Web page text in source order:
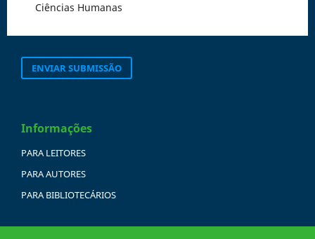
Ciências Humanas
ENVIAR SUBMISSÃO
Informações
PARA LEITORES
PARA AUTORES
PARA BIBLIOTECÁRIOS